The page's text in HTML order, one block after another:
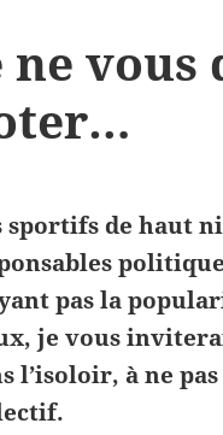
ne
sportifs de haut
pas la
je vous
l’isoloir, à ne